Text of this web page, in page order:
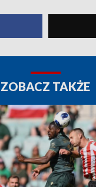
ZOBACZ TAKŻE